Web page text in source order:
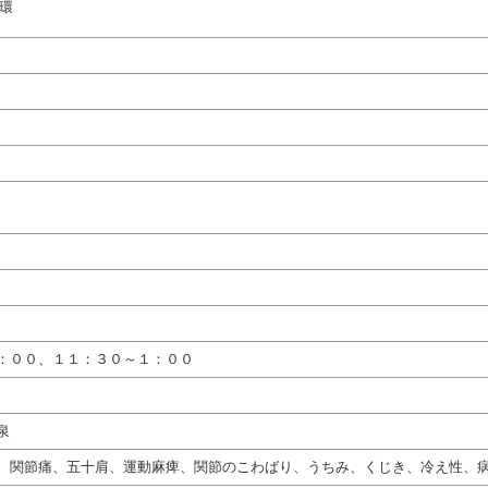
００、１１：３０～１：００
関節痛、五十肩、運動麻痺、関節のこわばり、うちみ、くじき、冷え性、